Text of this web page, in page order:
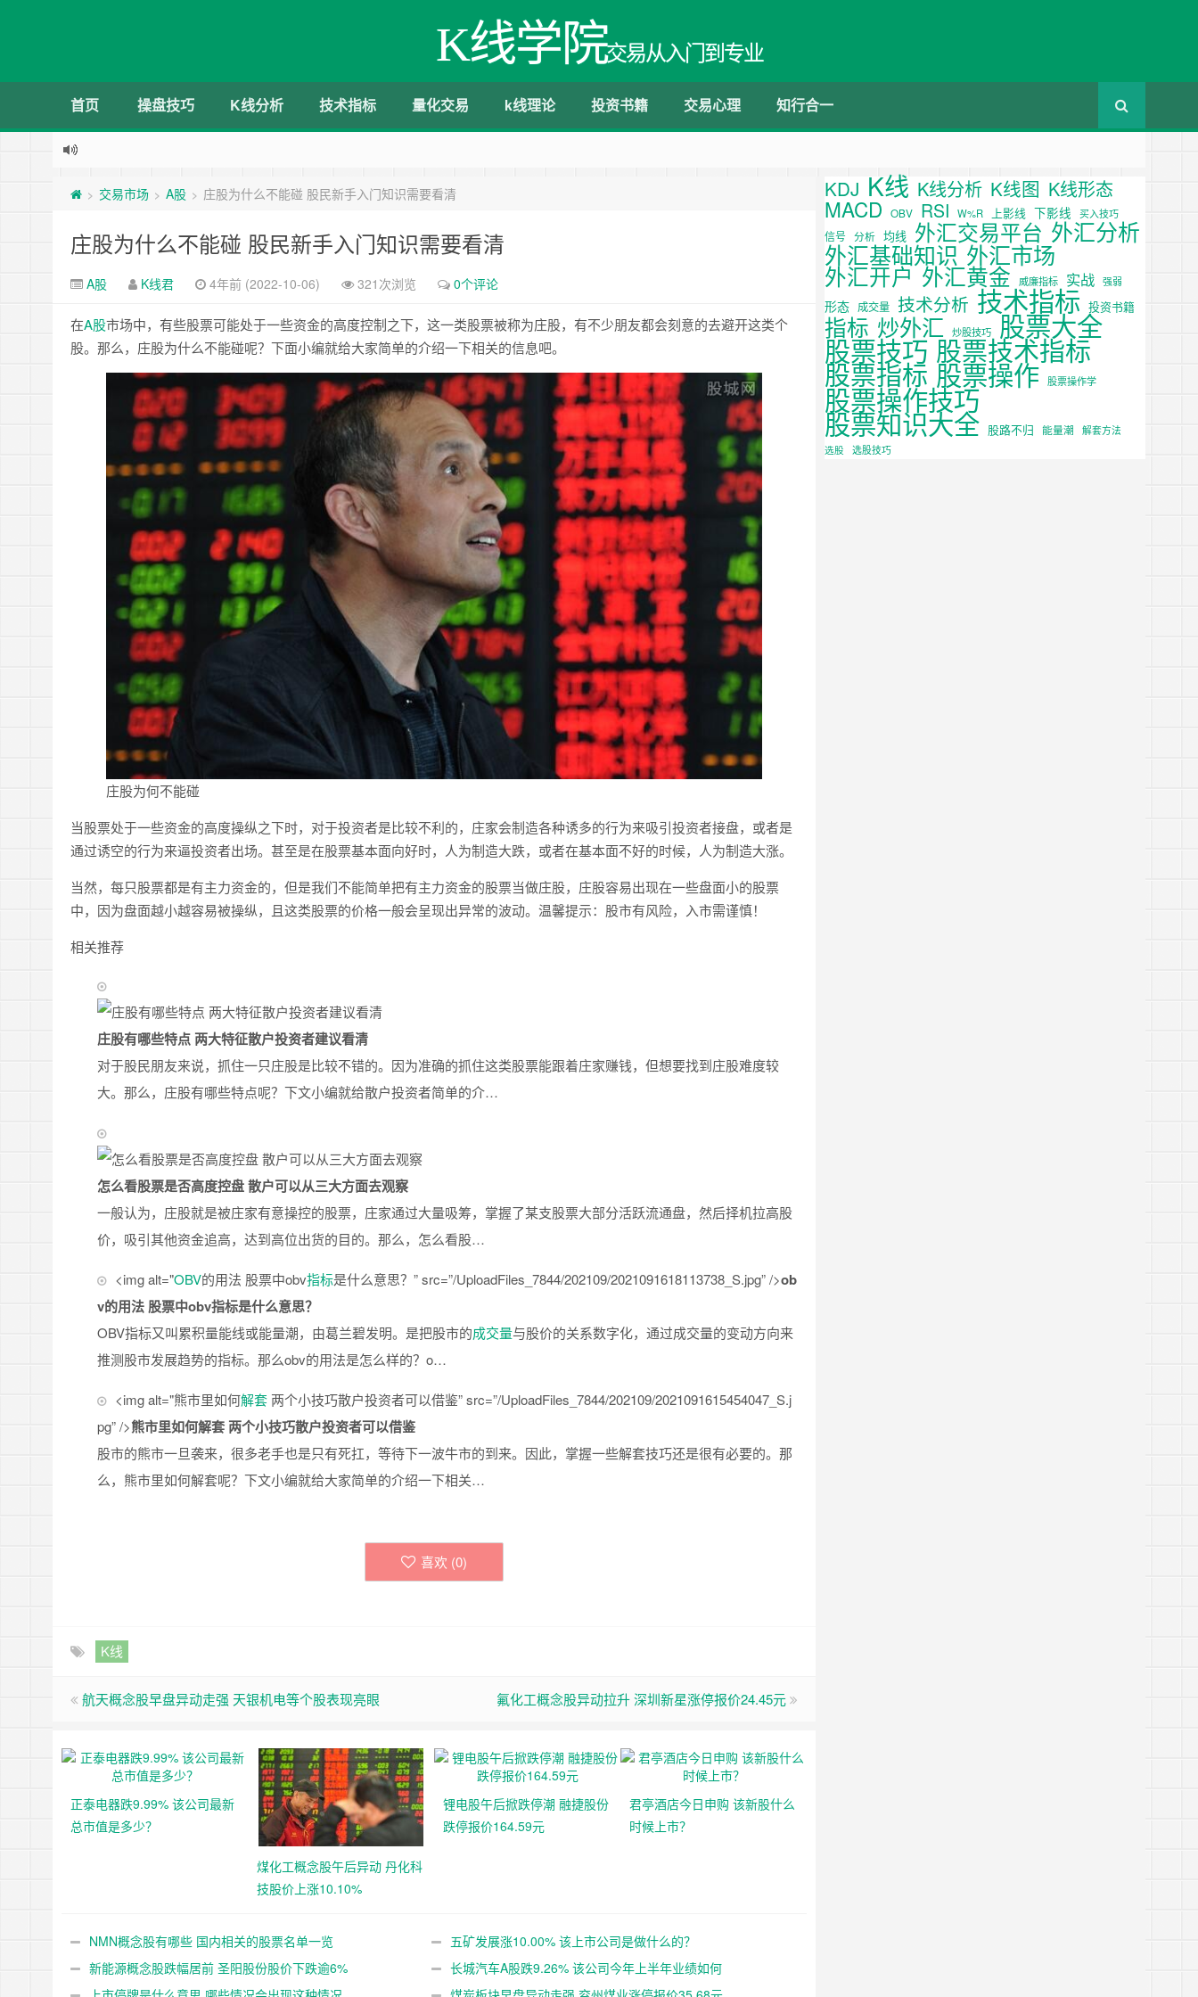
K线学院交易从入门到专业
首页 操盘技巧 K线分析 技术指标 量化交易 k线理论 投资书籍 交易心理 知行合一
> 交易市场 > A股 > 庄股为什么不能碰 股民新手入门知识需要看清
庄股为什么不能碰 股民新手入门知识需要看清
A股 K线君 4年前 (2022-10-06) 321次浏览 0个评论
在A股市场中，有些股票可能处于一些资金的高度控制之下，这一类股票被称为庄股，有不少朋友都会刻意的去避开这类个
股。那么，庄股为什么不能碰呢？下面小编就给大家简单的介绍一下相关的信息吧。
庄股为何不能碰
当股票处于一些资金的高度操纵之下时，对于投资者是比较不利的，庄家会制造各种诱多的行为来吸引投资者接盘，或者是
通过诱空的行为来逼投资者出场。甚至是在股票基本面向好时，人为制造大跌，或者在基本面不好的时候，人为制造大涨。
当然，每只股票都是有主力资金的，但是我们不能简单把有主力资金的股票当做庄股，庄股容易出现在一些盘面小的股票
中，因为盘面越小越容易被操纵，且这类股票的价格一般会呈现出异常的波动。温馨提示：股市有风险，入市需谨慎！
相关推荐
庄股有哪些特点 两大特征散户投资者建议看清
对于股民朋友来说，抓住一只庄股是比较不错的。因为准确的抓住这类股票能跟着庄家赚钱，但想要找到庄股难度较
大。那么，庄股有哪些特点呢？下文小编就给散户投资者简单的介…
怎么看股票是否高度控盘 散户可以从三大方面去观察
一般认为，庄股就是被庄家有意操控的股票，庄家通过大量吸筹，掌握了某支股票大部分活跃流通盘，然后择机拉高股
价，吸引其他资金追高，达到高位出货的目的。那么，怎么看股…
<img alt="OBV的用法 股票中obv指标是什么意思？” src=”/UploadFiles_7844/202109/2021091618113738_S.jpg” />ob
v的用法 股票中obv指标是什么意思？
OBV指标又叫累积量能线或能量潮，由葛兰碧发明。是把股市的成交量与股价的关系数字化，通过成交量的变动方向来
推测股市发展趋势的指标。那么obv的用法是怎么样的？o…
<img alt="熊市里如何解套 两个小技巧散户投资者可以借鉴” src=”/UploadFiles_7844/202109/2021091615454047_S.j
pg” />熊市里如何解套 两个小技巧散户投资者可以借鉴
股市的熊市一旦袭来，很多老手也是只有死扛，等待下一波牛市的到来。因此，掌握一些解套技巧还是很有必要的。那
么，熊市里如何解套呢？下文小编就给大家简单的介绍一下相关…
喜欢 (0)
K线
航天概念股早盘异动走强 天银机电等个股表现亮眼 氟化工概念股异动拉升 深圳新星涨停报价24.45元
正泰电器跌9.99% 该公司最新
总市值是多少？
煤化工概念股午后异动 丹化科
技股价上涨10.10%
锂电股午后掀跌停潮 融捷股份
跌停报价164.59元
君亭酒店今日申购 该新股什么
时候上市？
NMN概念股有哪些 国内相关的股票名单一览
五矿发展涨10.00% 该上市公司是做什么的？
新能源概念股跌幅居前 圣阳股份股价下跌逾6%
长城汽车A股跌9.26% 该公司今年上半年业绩如何
KDJ K线 K线分析 K线图 K线形态
MACD OBV RSI W%R 上影线 下影线 买入技巧
信号 分析 均线 外汇交易平台 外汇分析
外汇基础知识 外汇市场
外汇开户 外汇黄金 威廉指标 实战 强弱
形态 成交量 技术分析 技术指标 投资书籍
指标 炒外汇 炒股技巧 股票大全
股票技巧 股票技术指标
股票指标 股票操作 股票操作学
股票操作技巧
股票知识大全 股路不归 能量潮
解套方法
选股
选股技巧